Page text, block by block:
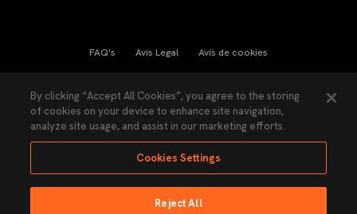
FAQ's Avís Legal Avís de cookies
Llei de Transparència Política de Privacitat
Accessibilitat
By clicking “Accept All Cookies”, you agree to the storing
of cookies on your device to enhance site navigation,
analyze site usage, and assist in our marketing efforts.
Cookies Settings
Reject All